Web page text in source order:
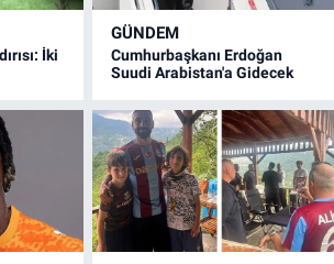
İki
GÜNDEM
Cumhurbaşkanı Erdoğan
Suudi Arabistan'a Gidecek